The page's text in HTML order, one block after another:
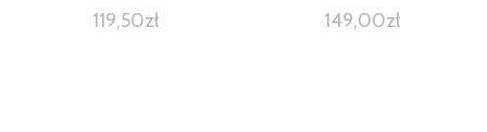
119,50zł 149,00zł